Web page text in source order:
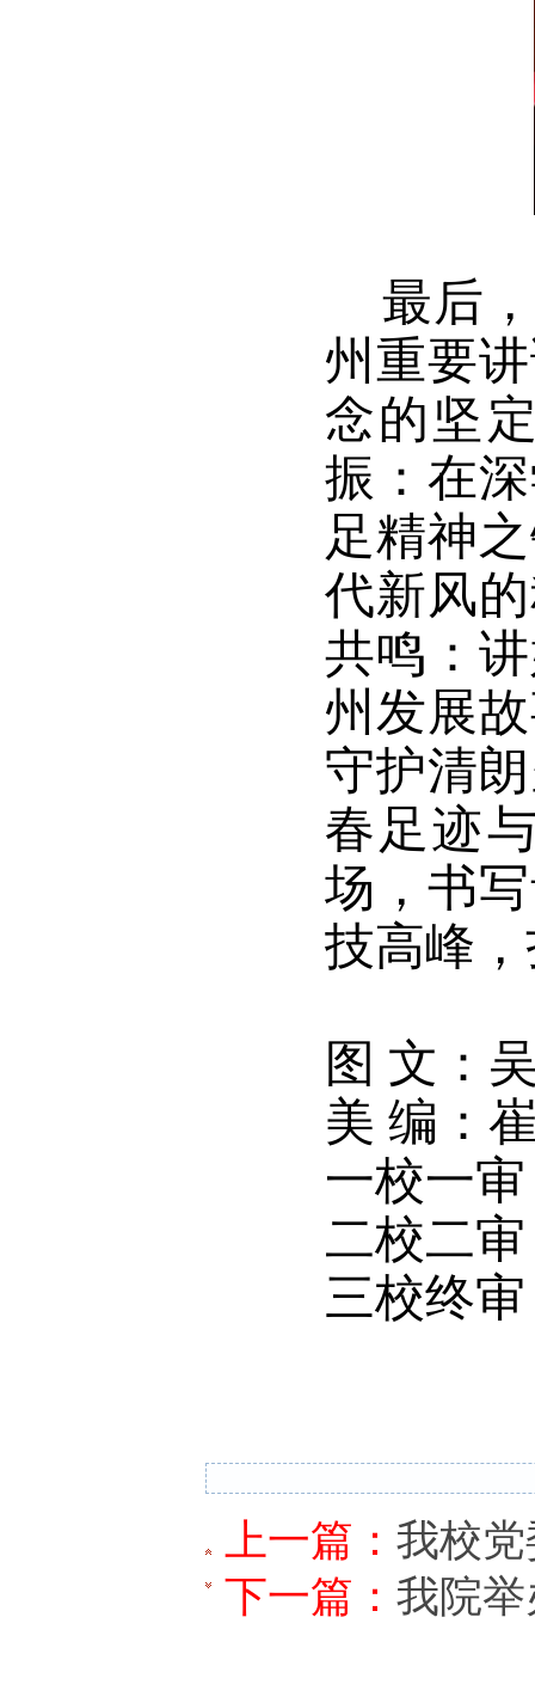
最后，
州重要
念的坚
振：在
足精神
代新风
共鸣：
州发展
守护清
春足迹
场，书
技高峰
图 文：
美 编：
一校一
二校二
三校终
上一篇： 我校
下一篇： 我院